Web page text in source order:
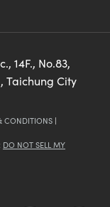
14F., No.83,
Taichung City
CONDITIONS |
DO NOT SELL MY